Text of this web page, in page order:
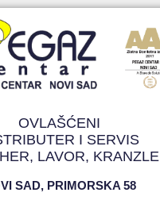
OVLAŠĆENI
I SERVIS
LAVOR, KRANZLE
SAD, PRIMORSKA 58